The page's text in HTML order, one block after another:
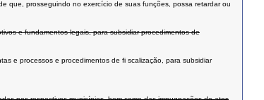
que, prosseguindo no exercício de suas funções, possa retardar ou
e fundamentos legais, para subsidiar procedimentos de
e processos e procedimentos de fi scalização, para subsidiar